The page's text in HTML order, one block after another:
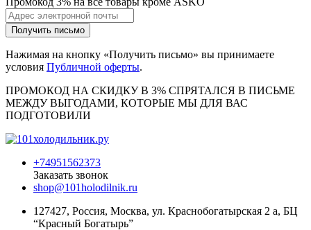
Получить письмо
Нажимая на кнопку «Получить письмо» вы принимаете
условия Публичной оферты.
ПРОМОКОД НА СКИДКУ В 3% СПРЯТАЛСЯ В ПИCЬМЕ
МЕЖДУ ВЫГОДАМИ, КОТОРЫЕ МЫ ДЛЯ ВАС
ПОДГОТОВИЛИ
+74951562373
Заказать звонок
shop@101holodilnik.ru
127427, Россия, Москва, ул. Краснобогатырская 2 а, БЦ
“Красный Богатырь”